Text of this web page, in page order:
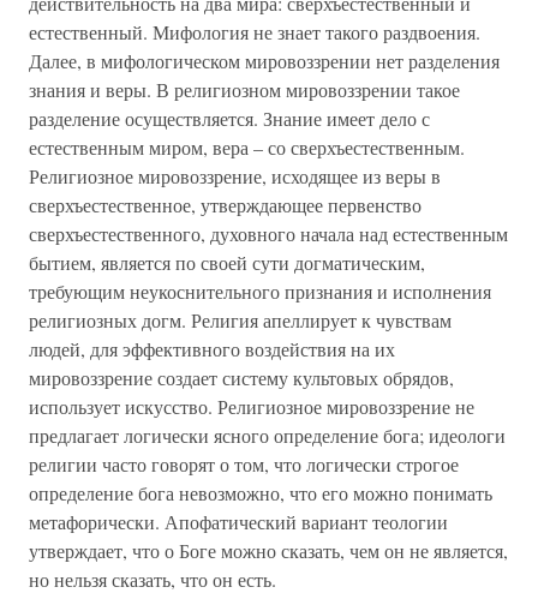
естественный. Мифология не знает такого раздвоения.
Далее, в мифологическом мировоззрении нет разделения
знания и веры. В религиозном мировоззрении такое
разделение осуществляется. Знание имеет дело с
естественным миром, вера – со сверхъестественным.
Религиозное мировоззрение, исходящее из веры в
сверхъестественное, утверждающее первенство
сверхъестественного, духовного начала над естественным
бытием, является по своей сути догматическим,
требующим неукоснительного признания и исполнения
религиозных догм. Религия апеллирует к чувствам
людей, для эффективного воздействия на их
мировоззрение создает систему культовых обрядов,
использует искусство. Религиозное мировоззрение не
предлагает логически ясного определение бога; идеологи
религии часто говорят о том, что логически строгое
определение бога невозможно, что его можно понимать
метафорически. Апофатический вариант теологии
утверждает, что о Боге можно сказать, чем он не является,
но нельзя сказать, что он есть.